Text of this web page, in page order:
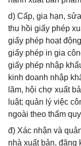
d) Cấp, gia hạn,
thu hồi giấy phép
giấy phép hoạt
giấy phép in gia
giấy phép nhập
kinh doanh nhập
lãm, hội chợ xuất
luật; quản lý việc
ngoài theo thẩm
đ) Xác nhận và
nhà xuất bản, đăng